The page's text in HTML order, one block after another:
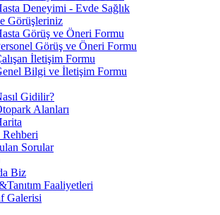
Deneyimi - Evde Sağlık
Görüşleriniz
Görüş ve Öneri Formu
Görüş ve Öneri Formu
İletişim Formu
Bilgi ve İletişim Formu
Gidilir?
Alanları
Sorular
Biz
Faaliyetleri
Galerisi